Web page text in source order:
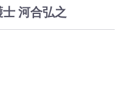
河合弘之